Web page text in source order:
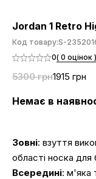
Jordan 1 Retro
Код товару:S-
0( 0 оцінок )
5300 грн1915 грн
Немає в
Зовні: взуття
області носка для
Всередині: м'яка